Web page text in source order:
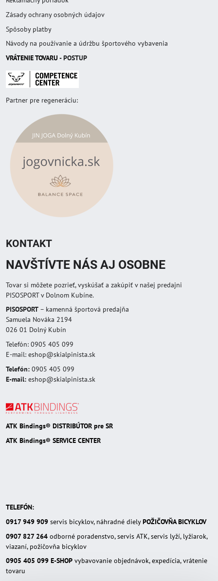
Zásady ochrany osobných údajov
Spôsoby platby
Návody na používanie a údržbu športového vybavenia
VRÁTENIE TOVARU - POSTUP
Partner pre regeneráciu:
KONTAKT
NAVŠTÍVTE NÁS AJ OSOBNE
Tovar si môžete pozrieť, vyskúšať a zakúpiť v našej predajni
PISOSPORT v Dolnom Kubíne.
PISOSPORT – kamenná športová predajňa
Samuela Nováka 2194
026 01 Dolný Kubín
Telefón: 0905 405 099
E-mail: eshop@skialpinista.sk
Telefón: 0905 405 099
E-mail: eshop@skialpinista.sk
ATK Bindings® DISTRIBÚTOR pre SR
ATK Bindings® SERVICE CENTER
TELEFÓN:
0917 949 909 servis bicyklov, náhradné dielyPOŽIČOVŇA BICYKLOV
0907 827 264 odborné poradenstvo, servis ATK, servis lyží, lyžiarok,
viazaní, požičovňa bicyklov
0905 405 099 E-SHOP vybavovanie objednávok, expedícia, vrátenie
tovaru